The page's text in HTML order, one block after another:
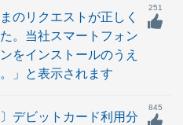
のリクエストが正しく
。当社スマートフォン
をインストールのうえ
」と表示されます
251
デビットカード利用分
845